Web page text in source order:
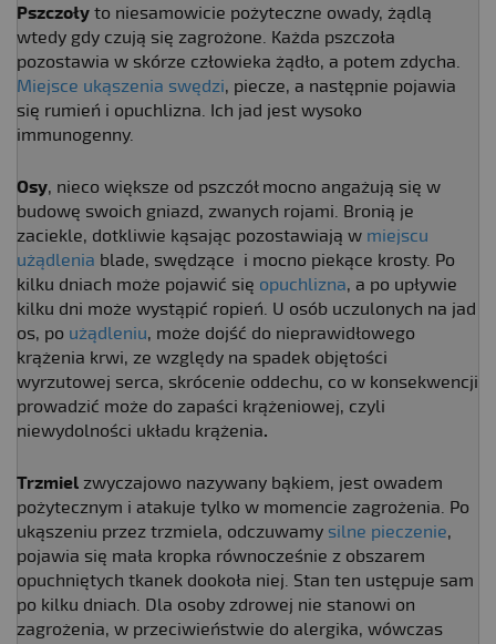
Pszczoły to niesamowicie pożyteczne owady, żądlą
wtedy gdy czują się zagrożone. Każda pszczoła
pozostawia w skórze człowieka żądło, a potem zdycha.
Miejsce ukąszenia swędzi, piecze, a następnie pojawia
się rumień i opuchlizna. Ich jad jest wysoko
immunogenny.
Osy, nieco większe od pszczół mocno angażują się w
budowę swoich gniazd, zwanych rojami. Bronią je
zaciekle, dotkliwie kąsając pozostawiają w miejscu
użądlenia blade, swędzące i mocno piekące krosty. Po
kilku dniach może pojawić się opuchlizna, a po upływie
kilku dni może wystąpić ropień. U osób uczulonych na jad
os, po użądleniu, może dojść do nieprawidłowego
krążenia krwi, ze względy na spadek objętości
wyrzutowej serca, skrócenie oddechu, co w konsekwencji
prowadzić może do zapaści krążeniowej, czyli
niewydolności układu krążenia.
Trzmiel zwyczajowo nazywany bąkiem, jest owadem
pożytecznym i atakuje tylko w momencie zagrożenia. Po
ukąszeniu przez trzmiela, odczuwamy silne pieczenie,
pojawia się mała kropka równocześnie z obszarem
opuchniętych tkanek dookoła niej. Stan ten ustępuje sam
po kilku dniach. Dla osoby zdrowej nie stanowi on
zagrożenia, w przeciwieństwie do alergika, wówczas